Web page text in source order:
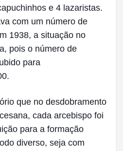
e 4 lazaristas.
com um número de
1938, a situação no
pois o número de
para
que no desdobramento
cada arcebispo foi
para a formação
diverso, seja com